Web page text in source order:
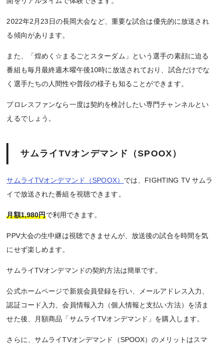
2022年2月23日の長岡大会など、重要な試合は優先的に放送され
る傾向があります。
また、「煌めく☆まるごとスターダム」という選手の素顔に迫る
番組も毎月最終週木曜午後10時に放送されており、試合だけでな
く選手たちの人間性や普段の様子も知ることができます。
プロレスファンなら一度は契約を検討したい専門チャンネルとい
えるでしょう。
サムライTVオンデマンド（SPOOX）
サムライTVオンデマンド（SPOOX） では、FIGHTING TV サムラ
イで放送された番組を視聴できます。
月額1,980円で利用できます。
PPV大会の生中継は視聴できませんが、放送後の試合を時間を気
にせず楽しめます。
サムライTVオンデマンドの契約方法は簡単です。
公式ホームページで新規会員登録を行い、メールアドレス入力、
認証コード入力、会員情報入力（個人情報と支払い方法）を済ま
せた後、月額商品「サムライTVオンデマンド」を購入します。
さらに、サムライTVオンデマンド（SPOOX）のメリットはスマ